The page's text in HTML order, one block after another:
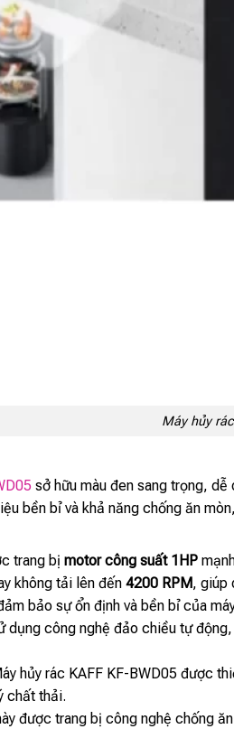
Máy hủy
sở hữu màu đen sang trọng,
bền bỉ và khả năng chống ăn
trang bị motor công suất 1HP
không tải lên đến 4200 RPM, giúp
bảo sự ổn định và bền bỉ của
dụng công nghệ đảo chiều tự
hủy rác KAFF KF-BWD05 được
chất thải.
được trang bị công nghệ chống